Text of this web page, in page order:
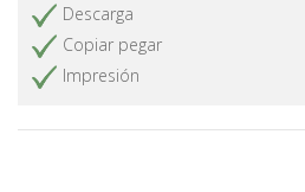
Descarga
Copiar pegar
Impresión